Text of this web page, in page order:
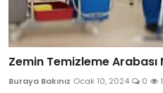
Zemin Temizleme Arabası
Buraya Bakınız Ocak 10, 2024 0